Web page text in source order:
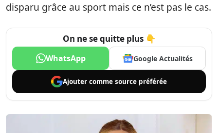
disparu grâce au sport mais ce n’est pas le cas.
On ne se quitte plus 👇
WhatsApp Google Actualités
Ajouter comme source préférée